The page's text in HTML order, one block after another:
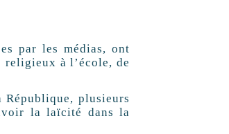
par les médias, ont
religieux à l’école, de
plusieurs
la laïcité dans la